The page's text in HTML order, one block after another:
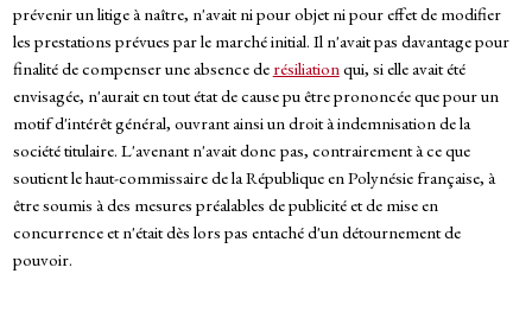
prévenir un litige à naître, n'avait ni pour objet ni pour effet de modifier
les prestations prévues par le marché initial. Il n'avait pas davantage pour
finalité de compenser une absence de résiliationqui, si elle avait été
envisagée, n'aurait en tout état de cause pu être prononcée que pour un
motif d'intérêt général, ouvrant ainsi un droit à indemnisation de la
société titulaire. L'avenant n'avait donc pas, contrairement à ce que
soutient le haut-commissaire de la République en Polynésie française, à
être soumis à des mesures préalables de publicité et de mise en
concurrence et n'était dès lors pas entaché d'un détournement de
pouvoir.